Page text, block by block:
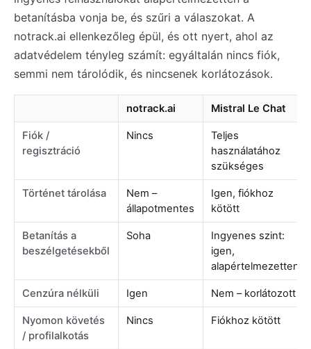
betanításba vonja be, és szűri a válaszokat. A
notrack.ai ellenkezőleg épül, és ott nyert, ahol az
adatvédelem tényleg számít: egyáltalán nincs fiók,
semmi nem tárolódik, és nincsenek korlátozások.
notrack.ai Mistral Le Chat
Fiók /
regisztráció
Nincs
Teljes
használatához
szükséges
Történet tárolása
Nem –
állapotmentes
Igen, fiókhoz
kötött
Betanítás a
beszélgetésekből
Soha
Ingyenes szint:
igen,
alapértelmezetten
Cenzúra nélküli Igen Nem – korlátozott
Nyomon követés
/ profilalkotás
Nincs Fiókhoz kötött